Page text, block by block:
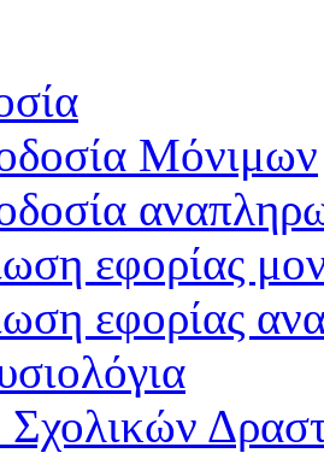
Μόνιμων
εφορίας
εφορίας
Σχολικών